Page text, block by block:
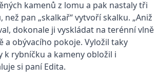
kamenů z lomu a pak nastaly tři
než pan „skalkař“ vytvoří skalku. „Aniž
dokonale ji vyskládat na terénní vlně
a obývacího pokoje. Vyložil taky
k rybníčku a kameny obložil i
si paní Edita.